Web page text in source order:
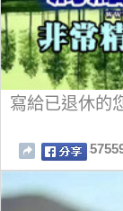
寫給已退休的